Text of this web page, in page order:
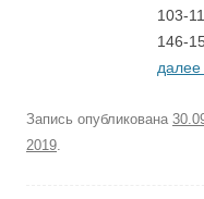
103-
146-
далее
Запись опубликована
2019